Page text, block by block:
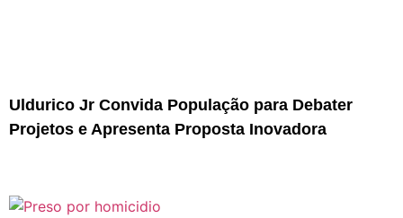
Uldurico Jr Convida População para Debater
Projetos e Apresenta Proposta Inovadora